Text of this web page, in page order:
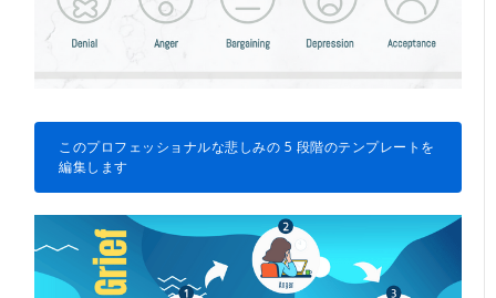
このプロフェッショナルな悲しみの 5 段階のテンプレートを
編集します